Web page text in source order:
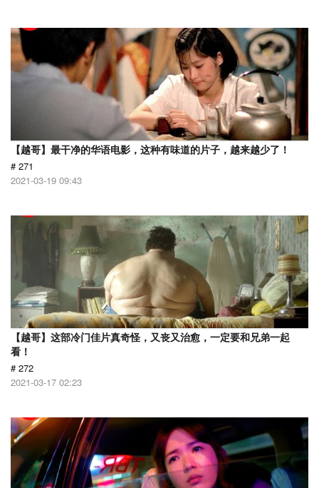
【越哥】最干净的华语电影，这种有味道的片子，越来越少了！
# 271
2021-03-19 09:43
【越哥】这部冷门佳片真奇怪，又丧又治愈，一定要和兄弟一起
看！
# 272
2021-03-17 02:23